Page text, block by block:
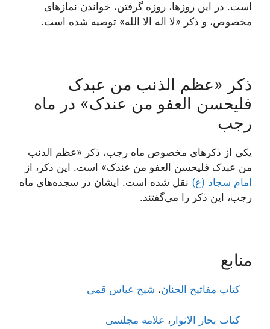
است. در این روزها، روزه گرفتن، خواندن نمازهای
مخصوص، و ذکر «لا اله الا الله» توصیه شده است.
ذکر «عظم الذنب من عبدک
فلیحسن العفو من عندک» در ماه
رجب
یکی از ذکرهای مخصوص ماه رجب، ذکر «عظم الذنب
من عبدک فلیحسن العفو من عندک» است. این ذکر، از
امام سجاد (ع) نقل شده است. ایشان در سجده‌های ماه
رجب، این ذکر را می‌گفتند.
منابع
کتاب مفاتیح الجنان، شیخ عباس قمی
کتاب بحار الانوار ، علامه مجلسی